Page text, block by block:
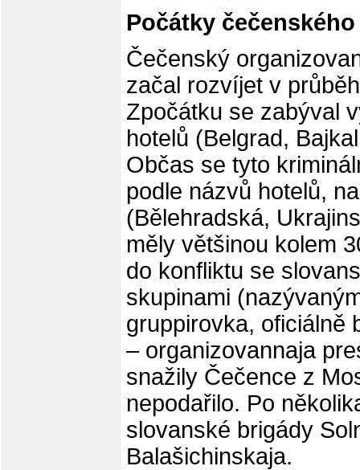
Počátky
Čečenský
začal rozvíjet v
Zpočátku se zabýval
hotelů (Belgrad,
Občas se tyto
podle názvů hotelů,
(Bělehradská,
měly většinou kolem
do konfliktu se
skupinami
gruppirovka, oficiálně
– organizovannaja
snažily Čečence z
nepodařilo. Po
slovanské brigády
Balašichinskaja.